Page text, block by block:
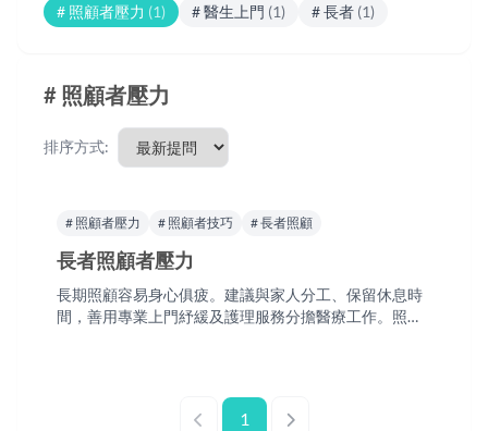
# 照顧者壓力 (1) # 醫生上門 (1) # 長者 (1)
# 照顧者壓力
排序方式:
# 照顧者壓力 # 照顧者技巧 # 長者照顧
長者照顧者壓力
長期照顧容易身心俱疲。建議與家人分工、保留休息時
間，善用專業上門紓緩及護理服務分擔醫療工作。照顧
1